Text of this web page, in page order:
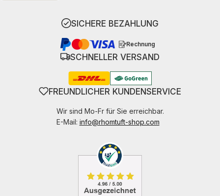
SICHERE BEZAHLUNG
Rechnung
SCHNELLER VERSAND
FREUNDLICHER KUNDENSERVICE
Wir sind Mo-Fr für Sie erreichbar.
E-Mail: info@rhomtuft-shop.com